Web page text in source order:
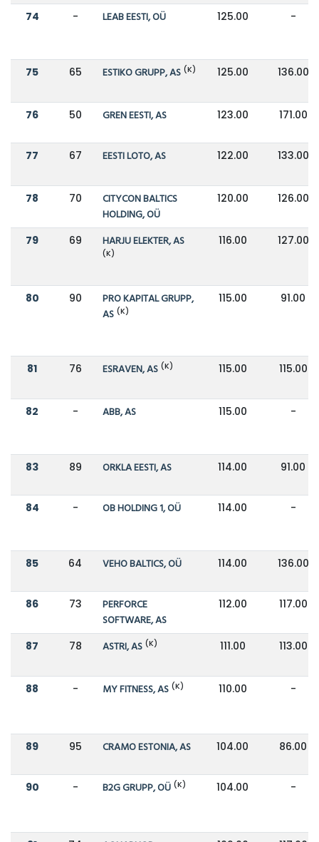
74 - LEAB EESTI, OÜ 125.00 -
75 65 ESTIKO GRUPP, AS (K) 125.00 136.00
76 50 GREN EESTI, AS 123.00 171.00
77 67 EESTI LOTO, AS 122.00 133.00
78 70
CITYCON BALTICS
HOLDING, OÜ
120.00 126.00
79 69 HARJU ELEKTER, AS
(K)
116.00 127.00
80 90
PRO KAPITAL GRUPP,
AS (K)
115.00 91.00
81 76 ESRAVEN, AS (K) 115.00 115.00
82 - ABB, AS 115.00 -
83 89 ORKLA EESTI, AS 114.00 91.00
84 - OB HOLDING 1, OÜ 114.00 -
85 64 VEHO BALTICS, OÜ 114.00 136.00
86 73
PERFORCE
SOFTWARE, AS
112.00 117.00
87 78 ASTRI, AS (K) 111.00 113.00
88 - MY FITNESS, AS (K) 110.00 -
89 95 CRAMO ESTONIA, AS 104.00 86.00
90 - B2G GRUPP, OÜ (K) 104.00 -